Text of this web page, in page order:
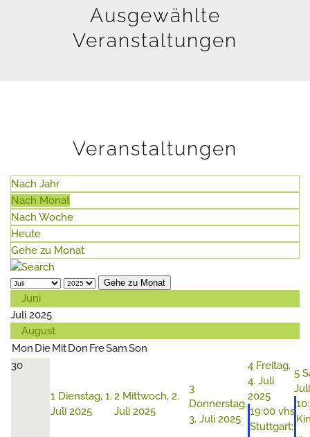
Ausgewählte
Veranstaltungen
Veranstaltungen
Nach Jahr
Nach Monat
Nach Woche
Heute
Gehe zu Monat
Gehe zu Monat
Juni
Juli 2025
August
Mon DieMitDon FreSamSon
30
1 Dienstag, 1.
Juli 2025
2 Mittwoch, 2.
Juli 2025
3
Donnerstag,
3. Juli 2025
4 Freitag,
4. Juli
2025
19:00 vhs
Stuttgart:
5
...